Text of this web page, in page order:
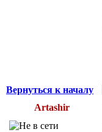
Вернуться к началу
Artashir